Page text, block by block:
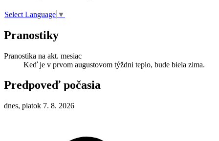
Select Language ▼
Pranostiky
Pranostika na akt. mesiac
Keď je v prvom augustovom týždni teplo, bude biela zima.
Predpoveď počasia
dnes, piatok 7. 8. 2026